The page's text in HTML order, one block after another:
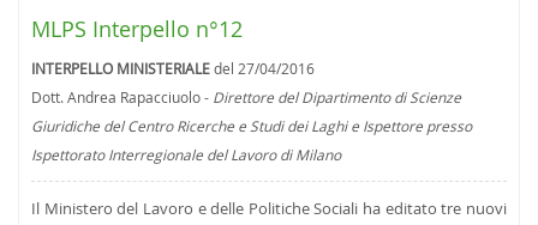
MLPS Interpello n°12
INTERPELLO MINISTERIALEdel 27/04/2016
Dott. Andrea Rapacciuolo - Direttore del Dipartimento di Scienze
Giuridiche del Centro Ricerche e Studi dei Laghi e Ispettore presso
Ispettorato Interregionale del Lavoro di Milano
Il Ministero del Lavoro e delle Politiche Sociali ha editato tre nuovi